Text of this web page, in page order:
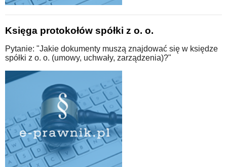
Księga protokołów spółki z o. o.
Pytanie: "Jakie dokumenty muszą znajdować się w księdze
spółki z o. o. (umowy, uchwały, zarządzenia)?"